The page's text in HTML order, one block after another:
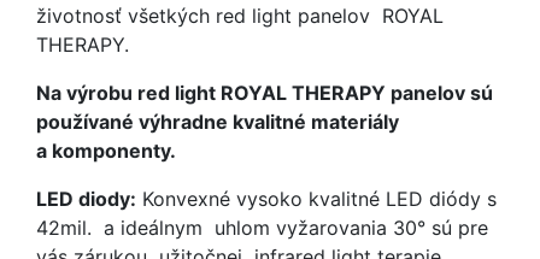
životnosť všetkých red light panelov ROYAL
THERAPY.
Na výrobu red light ROYAL THERAPY panelov sú
používané výhradne kvalitné materiály
a komponenty.
LED diody: Konvexné vysoko kvalitné LED diódy s
42mil. a ideálnym uhlom vyžarovania 30° sú pre